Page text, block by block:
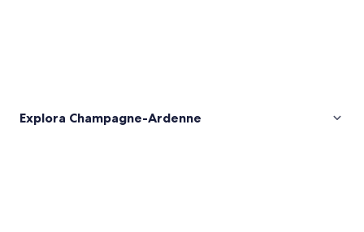
Explora Champagne-Ardenne